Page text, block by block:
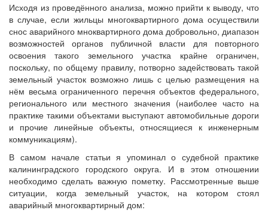
Исходя из проведённого анализа, можно прийти к выводу, что
в случае, если жильцы многоквартирного дома осуществили
снос аварийного мноквартирного дома добровольно, диапазон
возможностей органов публичной власти для повторного
освоения такого земельного участка крайне ограничен,
поскольку, по общему правилу, потворно задействовать такой
земельный участок возможно лишь с целью размещения на
нём весьма ограниченного перечня объектов федерального,
регионального или местного значения (наиболее часто на
практике такими объектами выступают автомобильные дороги
и прочие линейные объекты, относящиеся к инженерным
коммуникациям).
В самом начале статьи я упоминал о судебной практике
калининградского городского округа. И в этом отношении
необходимо сделать важную пометку. Рассмотренные выше
ситуации, когда земельный участок, на котором стоял
аварийный многоквартирный дом: